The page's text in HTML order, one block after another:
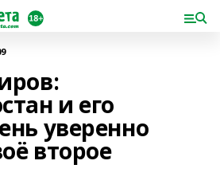
и его
уверенно
второе